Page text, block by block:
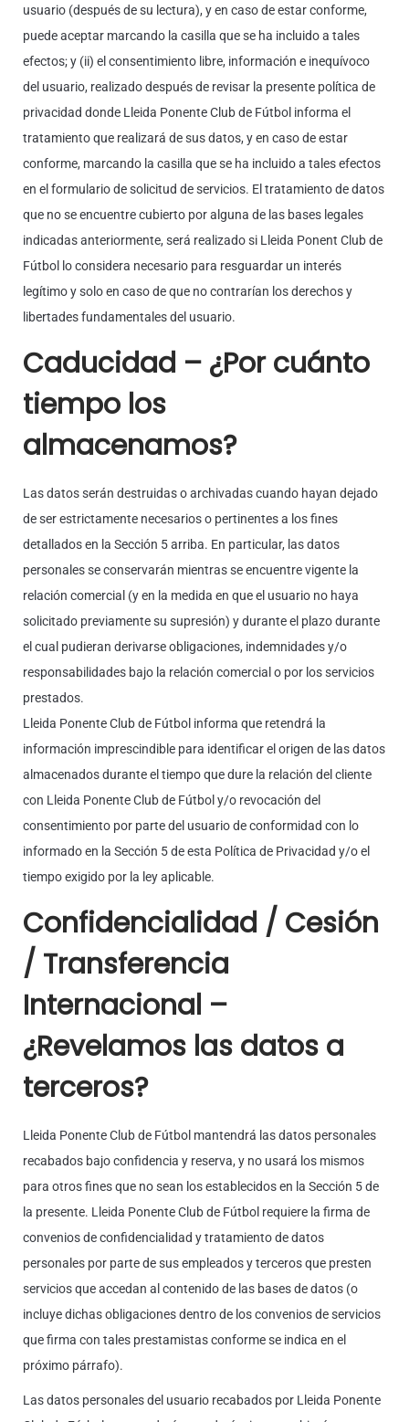
usuario (después de su lectura), y en caso de estar conforme,
puede aceptar marcando la casilla que se ha incluido a tales
efectos; y (ii) el consentimiento libre, información e inequívoco
del usuario, realizado después de revisar la presente política de
privacidad donde Lleida Ponente Club de Fútbol informa el
tratamiento que realizará de sus datos, y en caso de estar
conforme, marcando la casilla que se ha incluido a tales efectos
en el formulario de solicitud de servicios. El tratamiento de datos
que no se encuentre cubierto por alguna de las bases legales
indicadas anteriormente, será realizado si Lleida Ponent Club de
Fútbol lo considera necesario para resguardar un interés
legítimo y solo en caso de que no contrarían los derechos y
libertades fundamentales del usuario.
Caducidad – ¿Por cuánto
tiempo los
almacenamos?
Las datos serán destruidas o archivadas cuando hayan dejado
de ser estrictamente necesarios o pertinentes a los fines
detallados en la Sección 5 arriba. En particular, las datos
personales se conservarán mientras se encuentre vigente la
relación comercial (y en la medida en que el usuario no haya
solicitado previamente su supresión) y durante el plazo durante
el cual pudieran derivarse obligaciones, indemnidades y/o
responsabilidades bajo la relación comercial o por los servicios
prestados.
Lleida Ponente Club de Fútbol informa que retendrá la
información imprescindible para identificar el origen de las datos
almacenados durante el tiempo que dure la relación del cliente
con Lleida Ponente Club de Fútbol y/o revocación del
consentimiento por parte del usuario de conformidad con lo
informado en la Sección 5 de esta Política de Privacidad y/o el
tiempo exigido por la ley aplicable.
Confidencialidad / Cesión
/ Transferencia
Internacional –
¿Revelamos las datos a
terceros?
Lleida Ponente Club de Fútbol mantendrá las datos personales
recabados bajo confidencia y reserva, y no usará los mismos
para otros fines que no sean los establecidos en la Sección 5 de
la presente. Lleida Ponente Club de Fútbol requiere la firma de
convenios de confidencialidad y tratamiento de datos
personales por parte de sus empleados y terceros que presten
servicios que accedan al contenido de las bases de datos (o
incluye dichas obligaciones dentro de los convenios de servicios
que firma con tales prestamistas conforme se indica en el
próximo párrafo).
Las datos personales del usuario recabados por Lleida Ponente